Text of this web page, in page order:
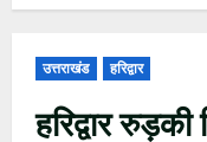
उत्तराखंड हरिद्वार
हरिद्वार